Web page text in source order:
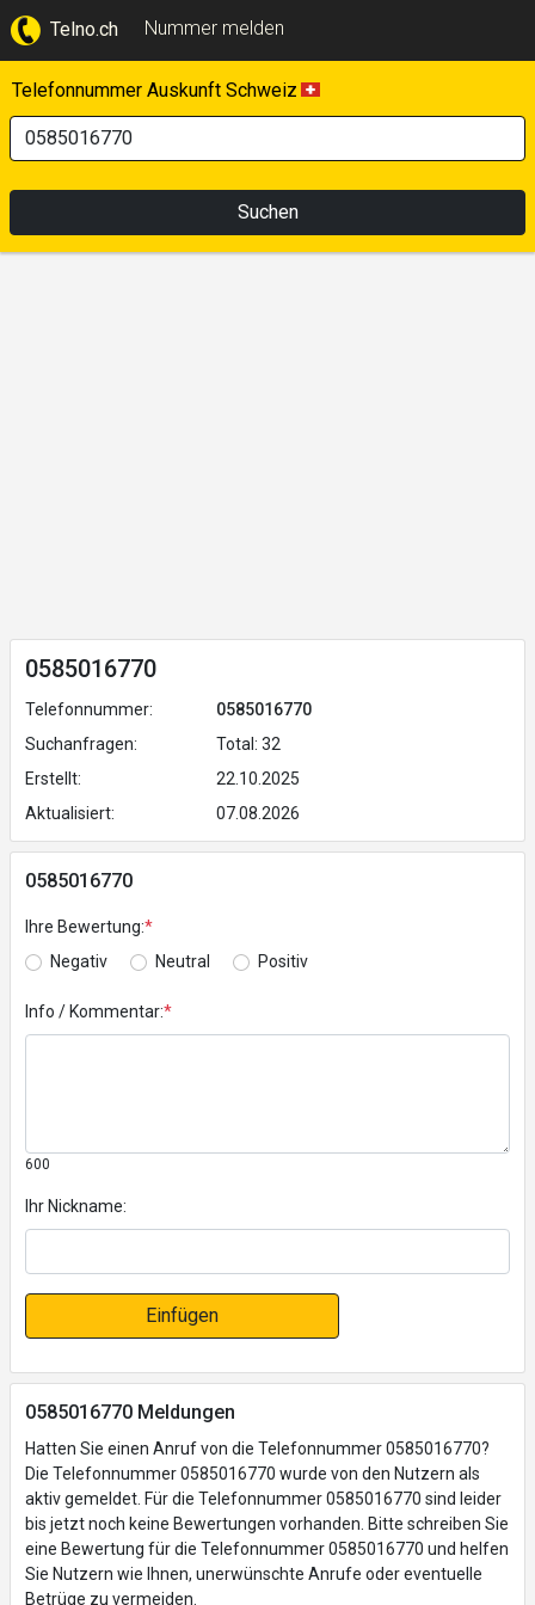
Telno.ch Nummer melden
Telefonnummer Auskunft Schweiz
Suchen
0585016770
Telefonnummer:
0585016770
Suchanfragen:
Total: 32
Erstellt:
22.10.2025
Aktualisiert:
07.08.2026
0585016770
Ihre Bewertung:*
Negativ
Neutral Positiv
Info / Kommentar:*
600
Ihr Nickname:
Einfügen
0585016770 Meldungen
Hatten Sie einen Anruf von die Telefonnummer 0585016770?
Die Telefonnummer 0585016770 wurde von den Nutzern als
aktiv gemeldet. Für die Telefonnummer 0585016770 sind leider
bis jetzt noch keine Bewertungen vorhanden. Bitte schreiben Sie
eine Bewertung für die Telefonnummer 0585016770 und helfen
Sie Nutzern wie Ihnen, unerwünschte Anrufe oder eventuelle
Betrüge zu vermeiden.